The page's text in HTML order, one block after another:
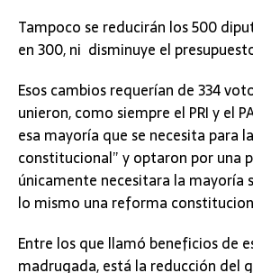
Tampoco se reducirán los 500
en 300, ni disminuye el
Esos cambios requerían de 334
unieron, como siempre el PRI y el
esa mayoría que se necesita para
constitucional” y optaron por una
únicamente necesitara la mayoría
lo mismo una reforma
Entre los que llamó beneficios de
madrugada, está la reducción del